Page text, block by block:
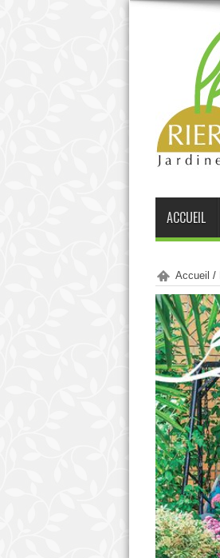
ACCUEIL
Accueil /